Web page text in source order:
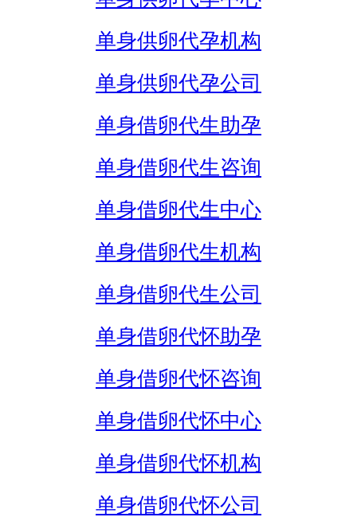
单身供卵代孕机构
单身供卵代孕公司
单身借卵代生助孕
单身借卵代生咨询
单身借卵代生中心
单身借卵代生机构
单身借卵代生公司
单身借卵代怀助孕
单身借卵代怀咨询
单身借卵代怀中心
单身借卵代怀机构
单身借卵代怀公司